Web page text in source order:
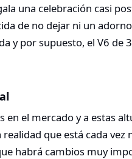
una celebración casi
de no dejar ni un
y por supuesto, el V6 de
en el mercado y a estas
que está cada vez
habrá cambios muy